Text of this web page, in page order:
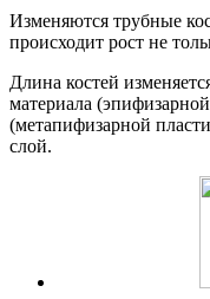
Изменяются трубные
происходит рост не
Длина костей
материала
(метапифизарной
слой.